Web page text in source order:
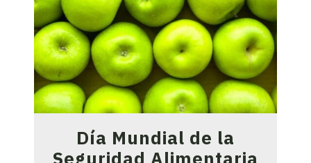
Día Mundial de la